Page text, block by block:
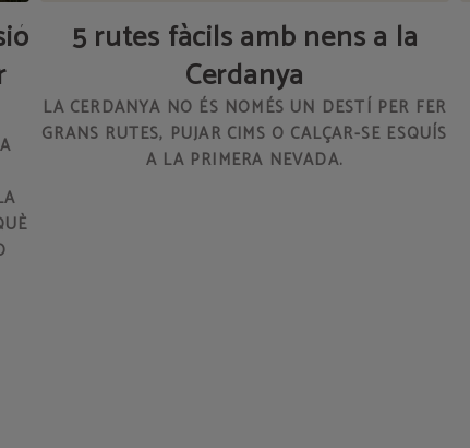
5 rutes fàcils amb nens a la
Cerdanya
LA CERDANYA NO ÉS NOMÉS UN DESTÍ PER FER
GRANS RUTES, PUJAR CIMS O CALÇAR-SE ESQUÍS
A LA PRIMERA NEVADA.